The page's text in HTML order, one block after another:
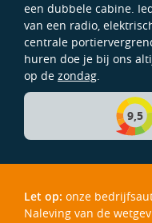
een dubbele cabine.
van een radio,
centrale
huren doe je bij ons
op de zondag.
9,5
Let op: onze
Naleving van de